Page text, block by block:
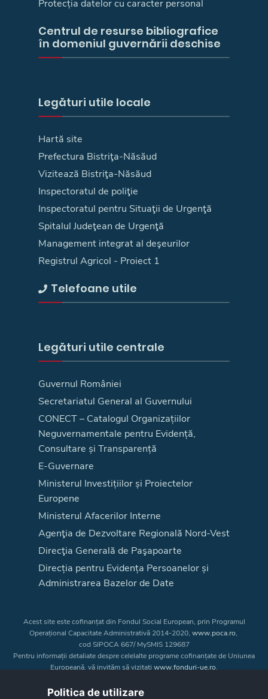
Protecția datelor cu caracter personal
Centrul de resurse bibliografice
în domeniul guvernării deschise
Legături utile locale
Hartă site
Prefectura Bistriţa-Năsăud
Vizitează Bistriţa-Năsăud
Inspectoratul de poliţie
Inspectoratul pentru Situaţii de Urgenţă
Spitalul Judeţean de Urgenţă
Management integrat al deşeurilor
Registrul Agricol - Proiect 1
Telefoane utile
Legături utile centrale
Guvernul României
Secretariatul General al Guvernului
CONECT – Catalogul Organizațiilor
Neguvernamentale pentru Evidență,
Consultare și Transparență
E-Guvernare
Ministerul Investițiilor și Proiectelor
Europene
Ministerul Afacerilor Interne
Agenţia de Dezvoltare Regională Nord-Vest
Direcţia Generală de Paşapoarte
Direcția pentru Evidența Persoanelor și
Administrarea Bazelor de Date
Acest site este cofinanțat din Fondul Social European, prin Programul
Operațional Capacitate Administrativă 2014-2020, www.poca.ro,
cod SIPOCA 667/ MySMIS 129687
Pentru informații detaliate despre celelalte programe cofinanțate de Uniunea
Europeană, vă invităm să vizitați www.fonduri-ue.ro.
a Uniunii Europene. Întreaga responsabilitate asupra
Politica de utilizare